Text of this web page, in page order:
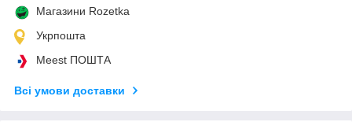
Магазини Rozetka
Укрпошта
Meest ПОШТА
Всі умови доставки